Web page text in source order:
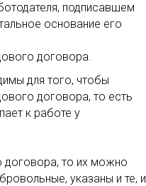
подписавшем
основание его
договора.
для того, чтобы
договора, то есть
к работе у
договора, то их можно
указаны и те, и